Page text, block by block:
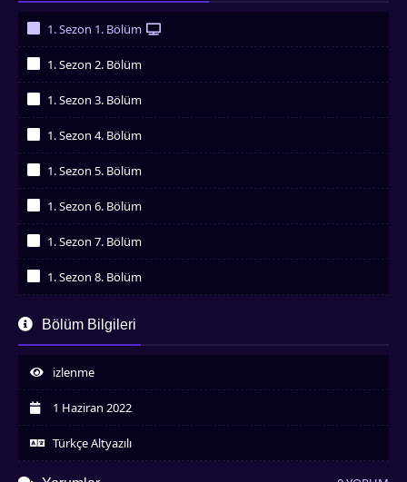
1. Sezon 1. Bölüm
1. Sezon 2. Bölüm
1. Sezon 3. Bölüm
1. Sezon 4. Bölüm
1. Sezon 5. Bölüm
1. Sezon 6. Bölüm
1. Sezon 7. Bölüm
1. Sezon 8. Bölüm
İzledim
İzledim
1. Sezon 10. Bölüm
İzledim
İzledim
İzledim
1. Sezon 13. Bölüm
Bölüm Bilgileri
izlenme
1 Haziran 2022
Türkçe Altyazılı